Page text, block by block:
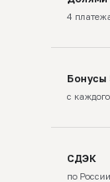
4
Бонусы
с
СДЭК
по